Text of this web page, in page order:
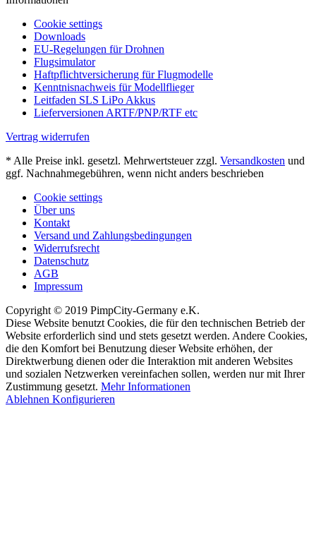
Cookie settings
Downloads
EU-Regelungen für Drohnen
Flugsimulator
Haftpflichtversicherung für Flugmodelle
Kenntnisnachweis für Modellflieger
Leitfaden SLS LiPo Akkus
Lieferversionen ARTF/PNP/RTF etc
Vertrag widerrufen
* Alle Preise inkl. gesetzl. Mehrwertsteuer zzgl. Versandkosten und
ggf. Nachnahmegebühren, wenn nicht anders beschrieben
Cookie settings
Über uns
Kontakt
Versand und Zahlungsbedingungen
Widerrufsrecht
Datenschutz
AGB
Impressum
Copyright © 2019 PimpCity-Germany e.K.
Diese Website benutzt Cookies, die für den technischen Betrieb der
Website erforderlich sind und stets gesetzt werden. Andere Cookies,
die den Komfort bei Benutzung dieser Website erhöhen, der
Direktwerbung dienen oder die Interaktion mit anderen Websites
und sozialen Netzwerken vereinfachen sollen, werden nur mit Ihrer
Zustimmung gesetzt. Mehr Informationen
Ablehnen Konfigurieren